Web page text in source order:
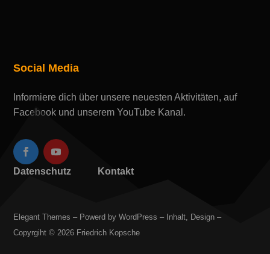
Social Media
Informiere dich über unsere neuesten Aktivitäten, auf
Facebook und unserem YouTube Kanal.
Datenschutz Kontakt
Elegant Themes – Powerd by WordPress – Inhalt, Design –
Copyrgiht © 2026 Friedrich Kopsche